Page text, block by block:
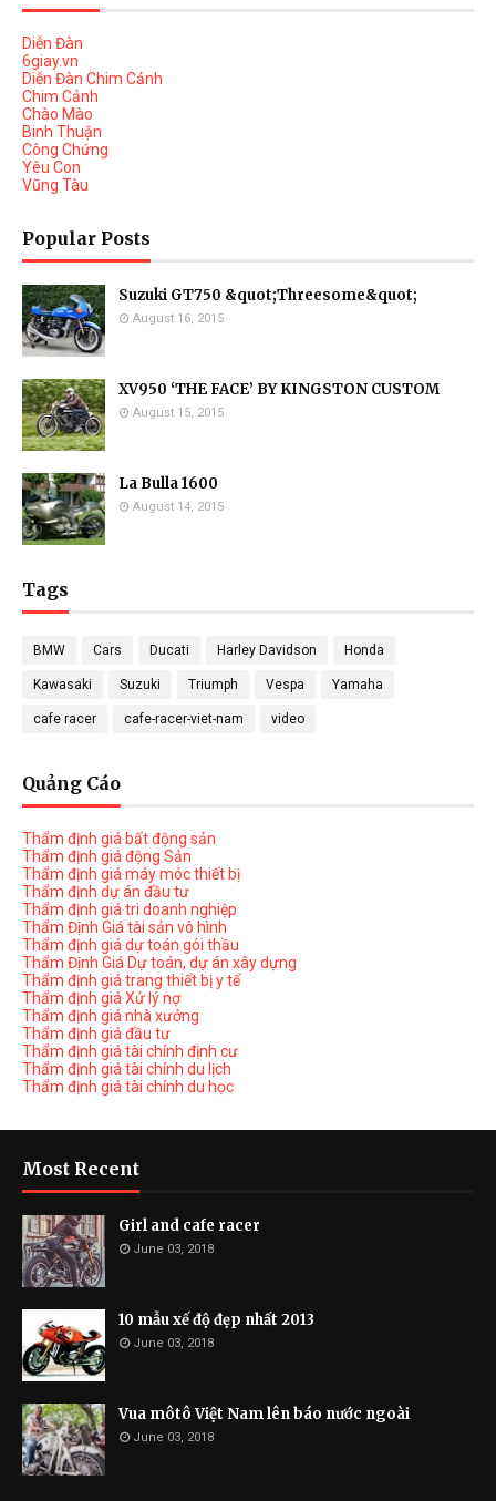
Diễn Đàn
6giay.vn
Diễn Đàn Chim Cảnh
Chim Cảnh
Chào Mào
Binh Thuận
Công Chứng
Yêu Con
Vũng Tàu
Popular Posts
Suzuki GT750 &quot;Threesome&quot;
August 16, 2015
XV950 ‘THE FACE’ BY KINGSTON CUSTOM
August 15, 2015
La Bulla 1600
August 14, 2015
Tags
BMW Cars Ducati Harley Davidson Honda
Kawasaki Suzuki Triumph Vespa Yamaha
cafe racer cafe-racer-viet-nam video
Quảng Cáo
Thẩm định giá bất động sản
Thẩm định giá động Sản
Thẩm định giá máy móc thiết bị
Thẩm định dự án đầu tư
Thẩm định giá tri doanh nghiệp
Thẩm Định Giá tài sản vô hình
Thẩm định giá dự toán gói thầu
Thẩm Định Giá Dự toán, dự án xây dựng
Thẩm định giá trang thiết bị y tế
Thẩm định giá Xử lý nợ
Thẩm định giá nhà xưởng
Thẩm định giá đầu tư
Thẩm định giá tài chính định cư
Thẩm định giá tài chính du lịch
Thẩm định giá tài chính du học
Most Recent
Girl and cafe racer
June 03, 2018
10 mẫu xế độ đẹp nhất 2013
June 03, 2018
Vua môtô Việt Nam lên báo nước ngoài
June 03, 2018